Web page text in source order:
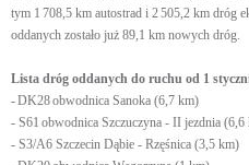
tym 1 708,5 km autostrad i 2 505,2 km dróg
oddanych zostało już 89,1 km nowych dróg.
Lista dróg oddanych do ruchu od 1
- DK28 obwodnica Sanoka (6,7 km)
- S61 obwodnica Szczuczyna - II jezdnia (6,6
- S3/A6 Szczecin Dąbie - Rzęśnica (3,5 km)